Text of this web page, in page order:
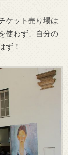
ケット売り場は
使わず、自分の
ず！